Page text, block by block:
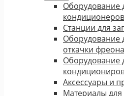
Оборудование
кондиционеров
Станции для
Оборудование
откачки фреона
Оборудование
Аксессуары и
Материалы для